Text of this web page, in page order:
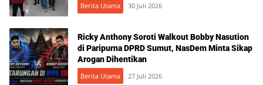
Berita Utama 30 Juli 2026
Ricky Anthony Soroti Walkout Bobby Nasution
di Paripurna DPRD Sumut, NasDem Minta Sikap
Arogan Dihentikan
Berita Utama 27 Juli 2026